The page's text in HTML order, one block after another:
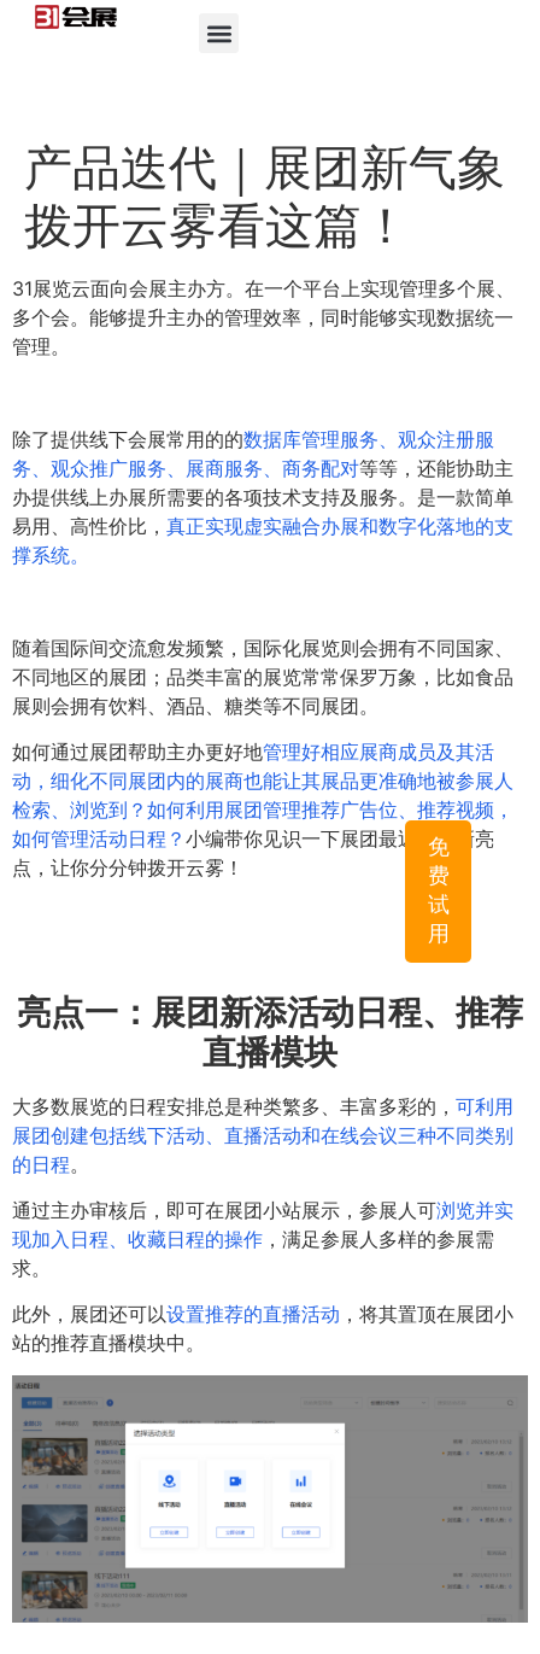
免
费
试
用
产品迭代｜展团新气象
拨开云雾看这篇！
31展览云面向会展主办方。在一个平台上实现管理多个展、
多个会。能够提升主办的管理效率，同时能够实现数据统一
管理。
除了提供线下会展常用的的数据库管理服务、观众注册服
务、观众推广服务、展商服务、商务配对等等，还能协助主
办提供线上办展所需要的各项技术支持及服务。是一款简单
易用、高性价比， 真正实现虚实融合办展和数字化落地的支
撑系统。
随着国际间交流愈发频繁，国际化展览则会拥有不同国家、
不同地区的展团；品类丰富的展览常常保罗万象，比如食品
展则会拥有饮料、酒品、糖类等不同展团。
如何通过展团帮助主办更好地管理好相应展商成员及其活
动，细化不同展团内的展商也能让其展品更准确地被参展人
检索、浏览到？如何利用展团管理推荐广告位、推荐视频，
如何管理活动日程？ 小编带你见识一下展团最近的更新亮
点，让你分分钟拨开云雾！
亮点一： 展团新添活动日程、推荐
直播模块
大多数展览的日程安排总是种类繁多、丰富多彩的， 可利用
展团创建包括线下活动、直播活动和在线会议三种不同类别
的日程。
通过主办审核后，即可在展团小站展示，参展人可浏览并实
现加入日程、收藏日程的操作 ，满足参展人多样的参展需
求。
此外，展团还可以设置推荐的直播活动 ，将其置顶在展团小
站的推荐直播模块中。